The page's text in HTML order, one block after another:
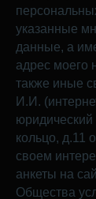
указанные
данные, а
адрес моего
также иные
И.И.
юридический
кольцо, д.11
своем
анкеты на
Общества